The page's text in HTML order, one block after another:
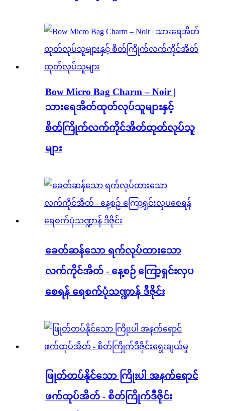
Bow Micro Bag Charm – Noir |
သားရေအိတ်ထုတ်လုပ်သူများနှင့်
စိတ်ကြိုက်လက်ကိုင်အိတ်ထုတ်လုပ်သူ
များ
ခေတ်ဆန်သော ရက်လုပ်ထားသော
လက်ကိုင်အိတ် - နေ့စဉ် ကြော့ရှင်းလှပ
စေရန် ရေစက်ပုံသဏ္ဍာန် ဒီဇိုင်း
ဖြုတ်တပ်နိုင်သော ကြိုးပါ အနက်ရောင်
ဖက်ထုပ်အိတ် - စိတ်ကြိုက်ဒီဇိုင်း